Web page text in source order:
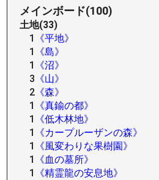
メインボード(100)
土地(33)
1
《平地》
1
《島》
1
《沼》
3 《山》
2 《森》
1
《真鍮の都》
1
《低木林地》
1
《カープルーザンの森》
1
《風変わりな果樹園》
1
《血の墓所》
1
《精霊龍の安息地》